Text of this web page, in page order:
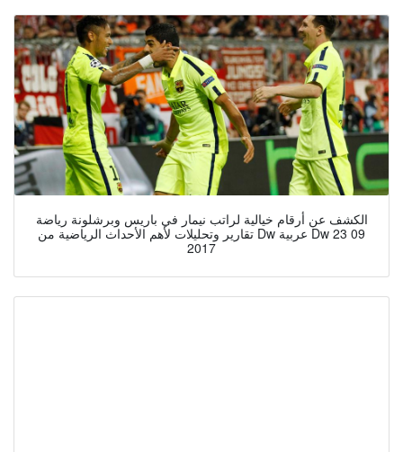
الكشف عن أرقام خيالية لراتب نيمار في باريس وبرشلونة رياضة
تقارير وتحليلات لأهم الأحداث الرياضية من Dw عربية Dw 23 09
2017